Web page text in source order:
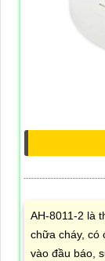
AH-8011-2 là
chữa cháy, có
vào đầu báo,